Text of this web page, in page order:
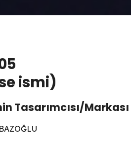
ismi)
Tasarımcısı/Markası